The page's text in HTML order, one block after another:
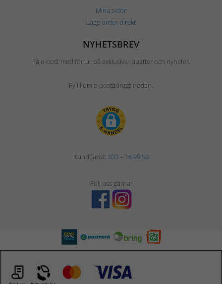
Mina sidor
Lägg order direkt
NYHETSBREV
Få e-post med förtur på exklusiva rabatter och nyheter.
Fyll i din e-postadress nedan.
Kundtjänst: 033 – 16 99 50
Följ oss gärna!